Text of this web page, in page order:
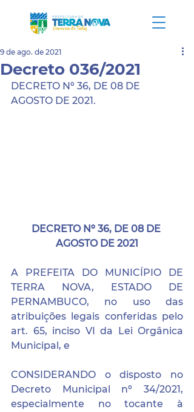
Decreto 036/2021
9 de ago. de 2021
DECRETO Nº 36, DE 08 DE
AGOSTO DE 2021.
DECRETO Nº 36, DE 08 DE
AGOSTO DE 2021
A PREFEITA DO MUNICÍPIO DE
TERRA NOVA, ESTADO DE
PERNAMBUCO, no uso das
atribuições legais conferidas pelo
art. 65, inciso VI da Lei Orgânica
Municipal, e
CONSIDERANDO o disposto no
Decreto Municipal nº 34/2021,
especialmente no tocante à